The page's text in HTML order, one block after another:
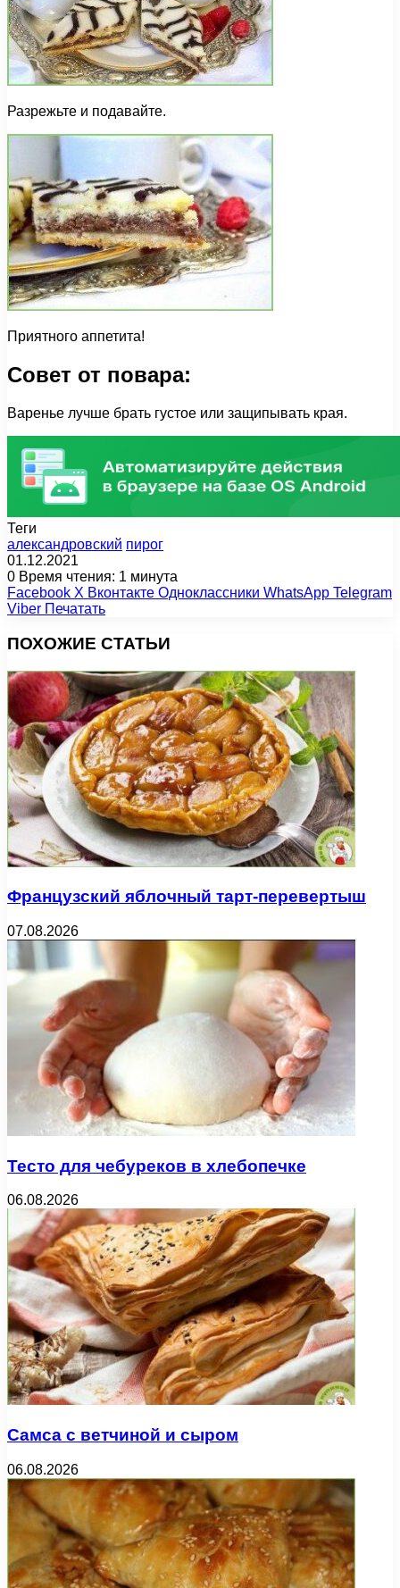
Разрежьте и подавайте.
Приятного аппетита!
Совет от повара:
Варенье лучше брать густое или защипывать края.
Теги
александровский пирог
01.12.2021
0 Время чтения: 1 минута
Facebook X Вконтакте Одноклассники WhatsApp Telegram
Viber Печатать
ПОХОЖИЕ СТАТЬИ
Французский яблочный тарт-перевертыш
07.08.2026
Тесто для чебуреков в хлебопечке
06.08.2026
Самса с ветчиной и сыром
06.08.2026